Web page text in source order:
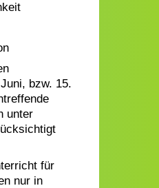
bzw. 15.
unter
für
nur in